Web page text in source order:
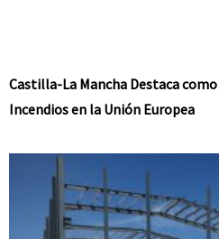
Castilla-La Mancha Destaca
Incendios en la Unión Europea